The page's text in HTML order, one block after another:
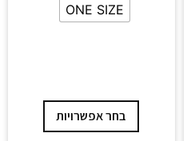
ONE SIZE
בחר אפשרויות